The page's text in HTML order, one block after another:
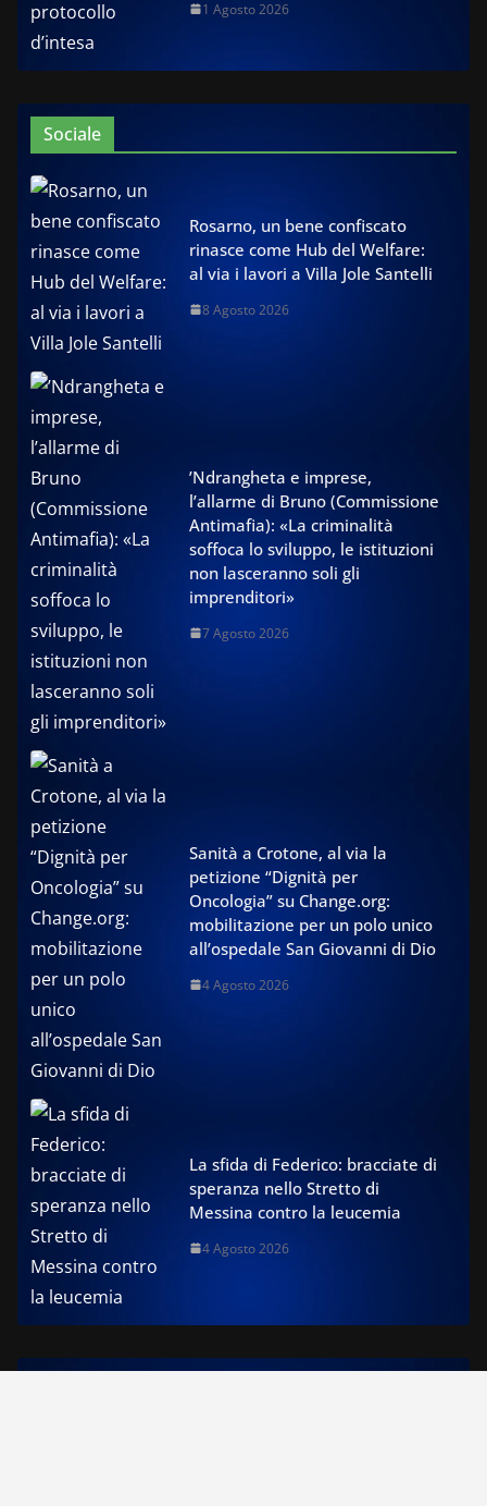
1 Agosto 2026
Sociale
Rosarno, un bene confiscato
rinasce come Hub del Welfare:
al via i lavori a Villa Jole Santelli
8 Agosto 2026
’Ndrangheta e imprese,
l’allarme di Bruno (Commissione
Antimafia): «La criminalità
soffoca lo sviluppo, le istituzioni
non lasceranno soli gli
imprenditori»
7 Agosto 2026
Sanità a Crotone, al via la
petizione “Dignità per
Oncologia” su Change.org:
mobilitazione per un polo unico
all’ospedale San Giovanni di Dio
4 Agosto 2026
La sfida di Federico: bracciate di
speranza nello Stretto di
Messina contro la leucemia
4 Agosto 2026